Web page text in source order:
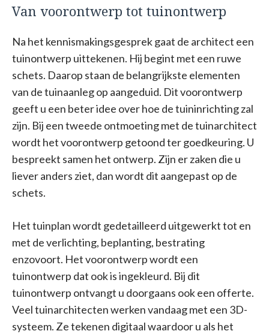
Van voorontwerp tot tuinontwerp
Na het kennismakingsgesprek gaat de architect een
tuinontwerp uittekenen. Hij begint met een ruwe
schets. Daarop staan de belangrijkste elementen
van de tuinaanleg op aangeduid. Dit voorontwerp
geeft u een beter idee over hoe de tuininrichting zal
zijn. Bij een tweede ontmoeting met de tuinarchitect
wordt het voorontwerp getoond ter goedkeuring. U
bespreekt samen het ontwerp. Zijn er zaken die u
liever anders ziet, dan wordt dit aangepast op de
schets.
Het tuinplan wordt gedetailleerd uitgewerkt tot en
met de verlichting, beplanting, bestrating
enzovoort. Het voorontwerp wordt een
tuinontwerp dat ook is ingekleurd. Bij dit
tuinontwerp ontvangt u doorgaans ook een offerte.
Veel tuinarchitecten werken vandaag met een 3D-
systeem. Ze tekenen digitaal waardoor u als het